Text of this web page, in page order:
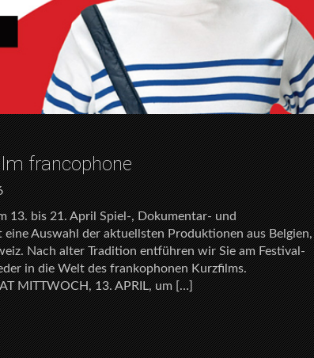
francophone
13. bis 21. April Spiel-, Dokumentar- und
Auswahl der aktuellsten Produktionen aus Belgien,
Nach alter Tradition entführen wir Sie am Festival-
in die Welt des frankophonen Kurzfilms.
MITTWOCH, 13. APRIL, um […]